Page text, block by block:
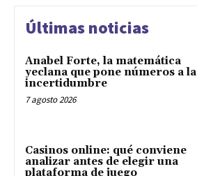
Últimas noticias
Anabel Forte, la matemática
yeclana que pone números a la
incertidumbre
7 agosto 2026
Casinos online: qué conviene
analizar antes de elegir una
plataforma de juego